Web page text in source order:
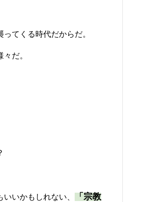
てくる時代だからだ。
だ。
いかもしれない、
「宗教